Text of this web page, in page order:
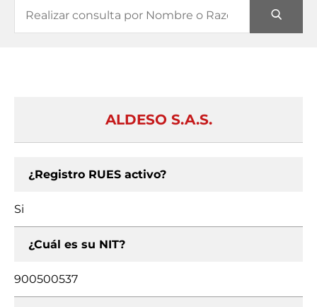
ALDESO S.A.S.
¿Registro RUES activo?
Si
¿Cuál es su NIT?
900500537